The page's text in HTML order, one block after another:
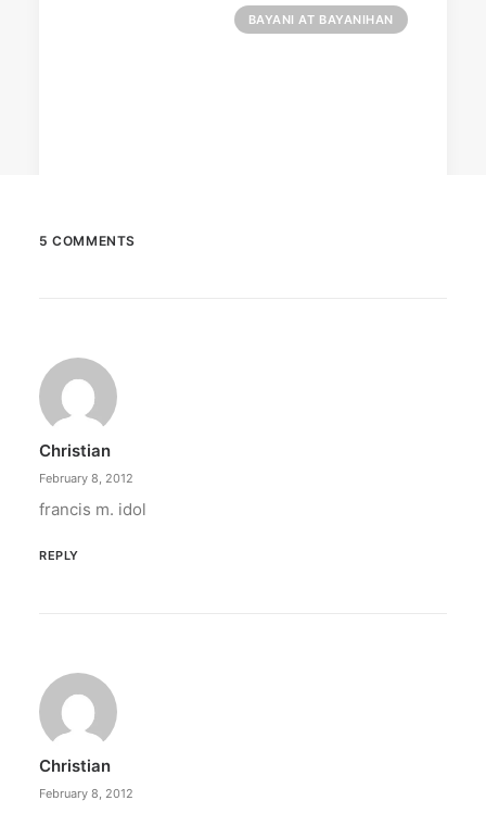
BAYANI AT BAYANIHAN
Converge launched a campaign for
underprivileged mothers under Caritas Manila.
5 COMMENTS
Christian
February 8, 2012
francis m. idol
REPLY
Christian
February 8, 2012